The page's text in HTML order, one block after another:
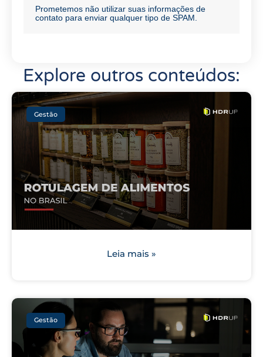
Prometemos não utilizar suas informações de
contato para enviar qualquer tipo de SPAM.
Explore outros conteúdos:
Gestão
Leia mais »
Gestão